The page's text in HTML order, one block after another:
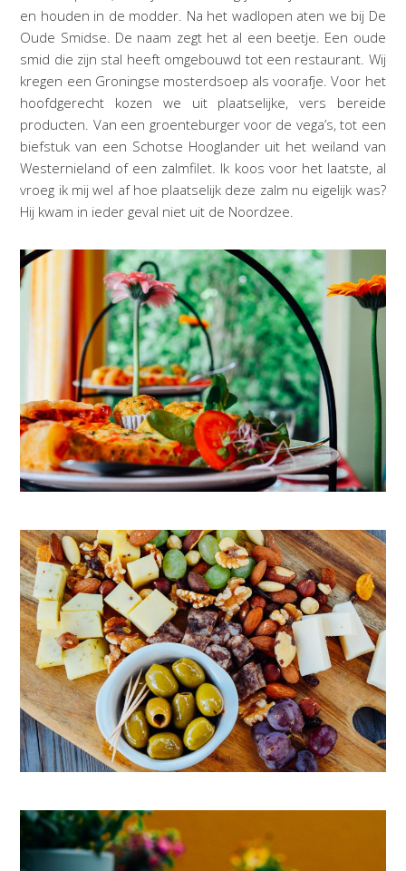
en houden in de modder. Na het wadlopen aten we bij De
Oude Smidse. De naam zegt het al een beetje. Een oude
smid die zijn stal heeft omgebouwd tot een restaurant. Wij
kregen een Groningse mosterdsoep als voorafje. Voor het
hoofdgerecht kozen we uit plaatselijke, vers bereide
producten. Van een groenteburger voor de vega’s, tot een
biefstuk van een Schotse Hooglander uit het weiland van
Westernieland of een zalmfilet. Ik koos voor het laatste, al
vroeg ik mij wel af hoe plaatselijk deze zalm nu eigelijk was?
Hij kwam in ieder geval niet uit de Noordzee.